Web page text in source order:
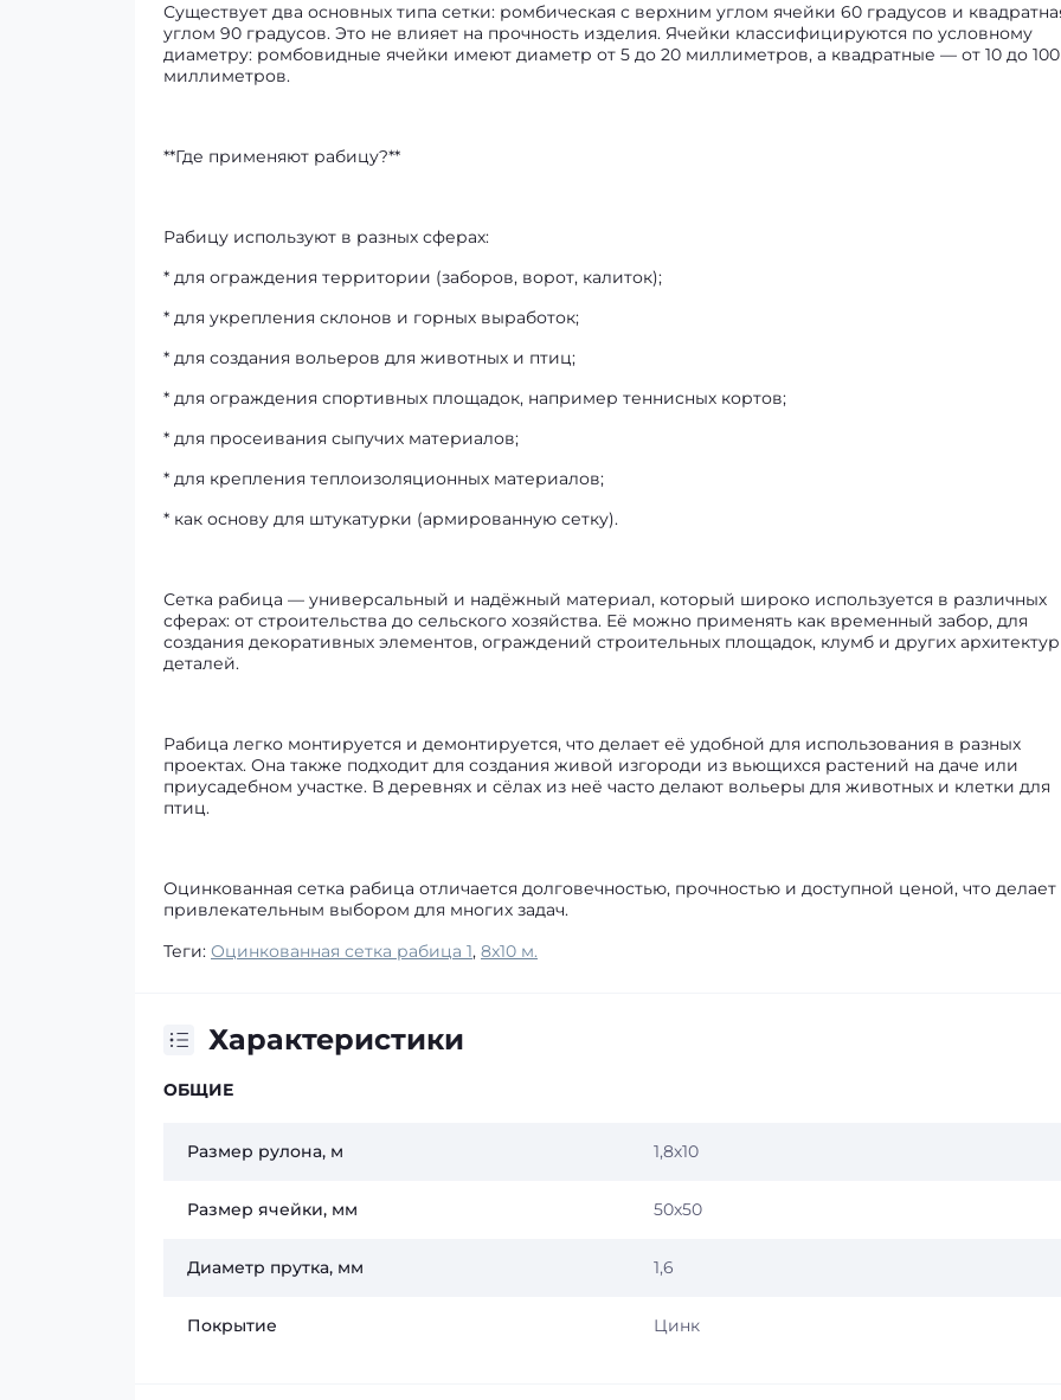
Существует два основных типа сетки: ромбическая с верхним углом ячейки 60 градусов и
углом 90 градусов. Это не влияет на прочность изделия. Ячейки классифицируются по условному
диаметру: ромбовидные ячейки имеют диаметр от 5 до 20 миллиметров, а квадратные — от 10 до 100
миллиметров.
**Где применяют рабицу?**
Рабицу используют в разных сферах:
* для ограждения территории (заборов, ворот, калиток);
* для укрепления склонов и горных выработок;
* для создания вольеров для животных и птиц;
* для ограждения спортивных площадок, например теннисных кортов;
* для просеивания сыпучих материалов;
* для крепления теплоизоляционных материалов;
* как основу для штукатурки (армированную сетку).
Сетка рабица — универсальный и надёжный материал, который широко используется в различных
сферах: от строительства до сельского хозяйства. Её можно применять как временный забор, для
создания декоративных элементов, ограждений строительных площадок, клумб и других
деталей.
Рабица легко монтируется и демонтируется, что делает её удобной для использования в разных
проектах. Она также подходит для создания живой изгороди из вьющихся растений на даче или
приусадебном участке. В деревнях и сёлах из неё часто делают вольеры для животных и клетки для
птиц.
Оцинкованная сетка рабица отличается долговечностью, прочностью и доступной ценой, что делает
привлекательным выбором для многих задач.
Теги: Оцинкованная сетка рабица 1, 8x10 м.
Характеристики
ОБЩИЕ
Размер рулона, м 1,8х10
Размер ячейки, мм 50х50
Диаметр прутка, мм 1,6
Покрытие Цинк